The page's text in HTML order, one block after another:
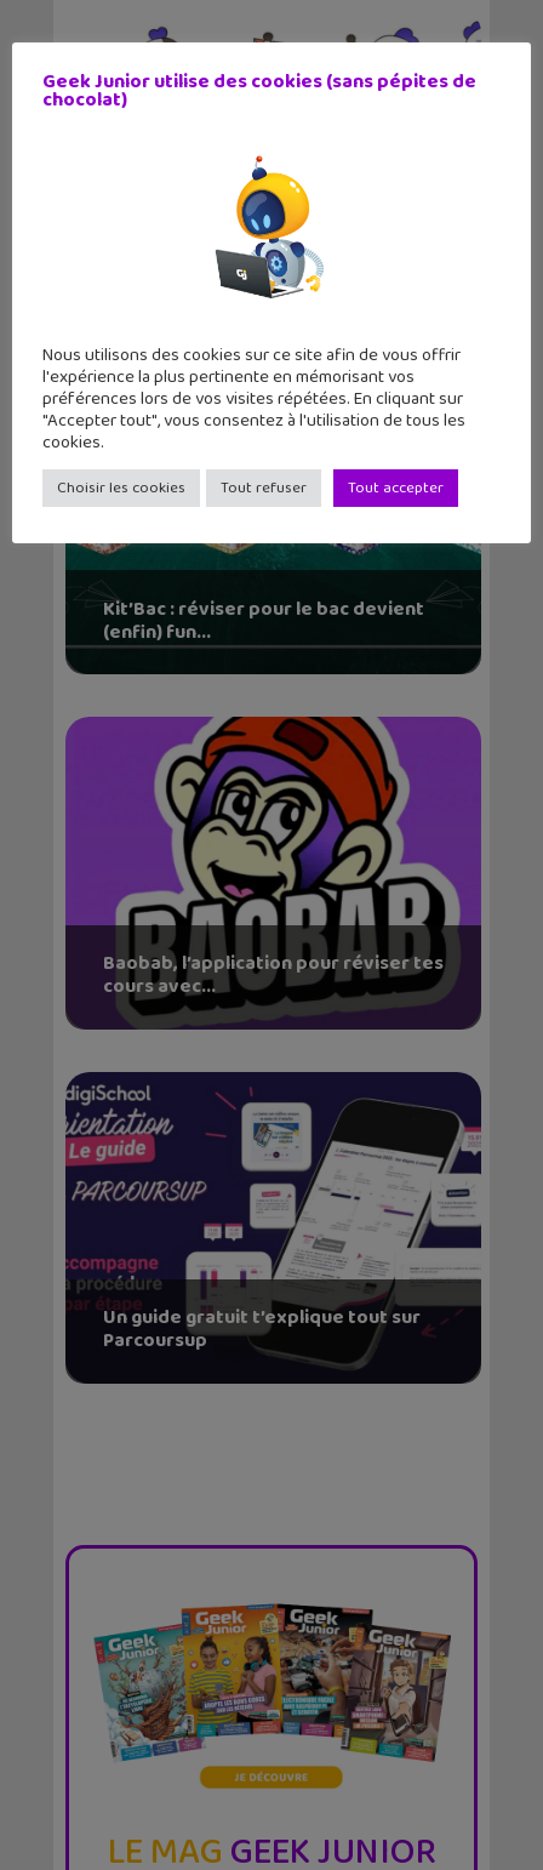
WhatsApp enrichit ses conversations
Kit’Bac : réviser pour le bac devient
(enfin) fun...
Baobab, l’application pour réviser tes
cours avec...
Un guide gratuit t’explique tout sur
Parcoursup
LE MAGGEEK JUNIOR
Geek Junior utilise des cookies (sans pépites de
chocolat)
Nous utilisons des cookies sur ce site afin de vous offrir
l'expérience la plus pertinente en mémorisant vos
préférences lors de vos visites répétées. En cliquant sur
"Accepter tout", vous consentez à l'utilisation de tous les
cookies.
Choisir les cookies Tout refuser Tout accepter